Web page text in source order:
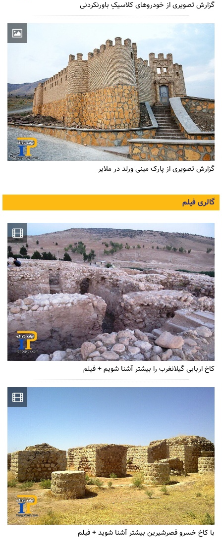
گزارش تصویری از خودروهای کلاسیکِ باورنکردنی
گزارش تصویری از پارک مینی ورلد در ملایر
گالری فیلم
کاخ اربابی گیلانغرب را بیشتر آشنا شویم + فیلم
با کاخ خسرو قصرشیرین بیشتر آشنا شوید + فیلم